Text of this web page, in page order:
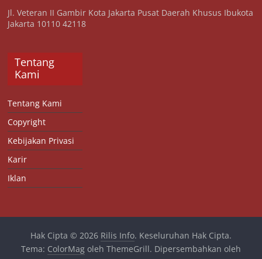
Jl. Veteran II Gambir Kota Jakarta Pusat Daerah Khusus Ibukota
Jakarta 10110 42118
Tentang
Kami
Tentang Kami
Copyright
Kebijakan Privasi
Karir
Iklan
Hak Cipta © 2026 Rilis Info. Keseluruhan Hak Cipta.
Tema: ColorMagoleh ThemeGrill. Dipersembahkan oleh